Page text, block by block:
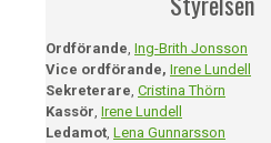
Ordförande, Ing-Brith Jonsson
Vice ordförande, Irene Lundell
Sekreterare, Cristina Thörn
Kassör, Irene Lundell
Ledamot, Lena Gunnarsson